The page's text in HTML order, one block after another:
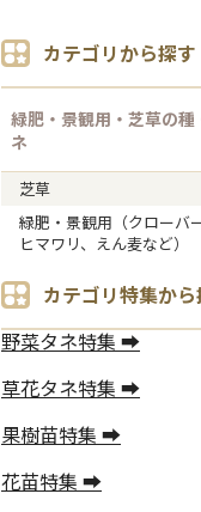
カテゴリから探す
緑肥・景観用・芝草の種
ネ
芝草
緑肥・景観用（クローバー
ヒマワリ、えん麦など）
カテゴリ特集から
野菜タネ特集 ➡
草花タネ特集 ➡
果樹苗特集 ➡
花苗特集 ➡